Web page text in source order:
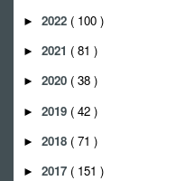
► 2022 ( 100 )
► 2021 ( 81 )
► 2020 ( 38 )
► 2019 ( 42 )
► 2018 ( 71 )
► 2017 ( 151 )